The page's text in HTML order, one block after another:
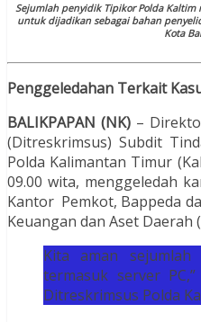
Sejumlah penyidik Tipikor Polda Kaltim
untuk dijadikan sebagai bahan
Kota
Penggeledahan Terkait
BALIKPAPAN (NK)–
(Ditreskrimsus) Subdit
Polda Kalimantan Timur
09.00 wita, menggeledah
Kantor Pemkot, Bappeda
Keuangan dan Aset Daerah
Kita aman
termasuk server
Ditreskrimsus Polda